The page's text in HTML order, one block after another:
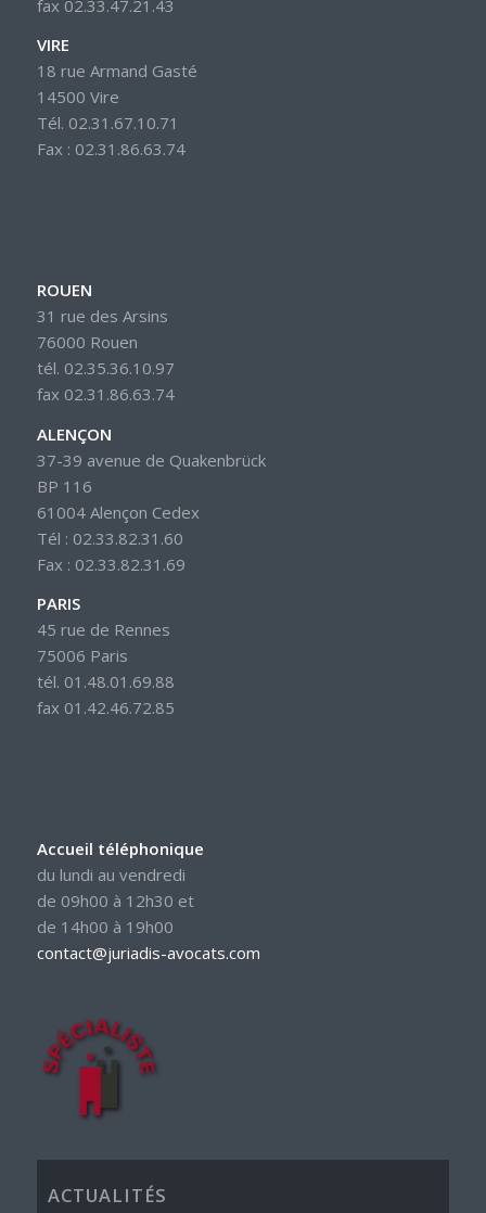
fax 02.33.47.21.43
VIRE
18 rue Armand Gasté
14500 Vire
Tél. 02.31.67.10.71
Fax : 02.31.86.63.74
ROUEN
31 rue des Arsins
76000 Rouen
tél. 02.35.36.10.97
fax 02.31.86.63.74
ALENÇON
37-39 avenue de Quakenbrück
BP 116
61004 Alençon Cedex
Tél : 02.33.82.31.60
Fax : 02.33.82.31.69
PARIS
45 rue de Rennes
75006 Paris
tél. 01.48.01.69.88
fax 01.42.46.72.85
Accueil téléphonique
du lundi au vendredi
de 09h00 à 12h30 et
de 14h00 à 19h00
contact@juriadis-avocats.com
ACTUALITÉS